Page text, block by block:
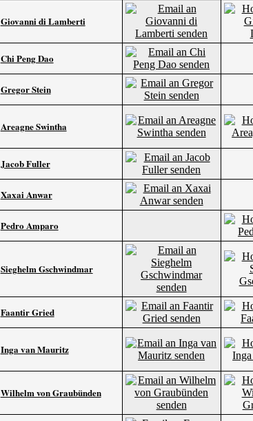
Giovanni di Lamberti
Chi Peng Dao
Gregor Stein
Areagne Swintha
Jacob Fuller
Xaxai Anwar
Pedro Amparo
Sieghelm Gschwindmar
Faantir Gried
Inga van Mauritz
Wilhelm von Graubünden